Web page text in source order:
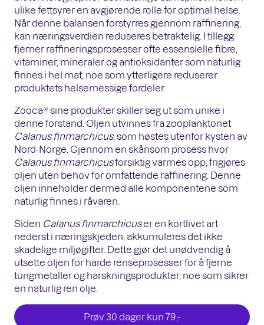
ulike fettsyrer en avgjørende rolle for optimal helse.
Når denne balansen forstyrres gjennom raffinering,
kan næringsverdien reduseres betraktelig. I tillegg
fjerner raffineringsprosesser ofte essensielle fibre,
vitaminer, mineraler og antioksidanter som naturlig
finnes i hel mat, noe som ytterligere reduserer
produktets helsemessige fordeler.
Zooca® sine produkter skiller seg ut som unike i
denne forstand. Oljen utvinnes fra zooplanktonet
Calanus finmarchicus, som høstes utenfor kysten av
Nord-Norge. Gjennom en skånsom prosess hvor
Calanus finmarchicusforsiktig varmes opp, frigjøres
oljen uten behov for omfattende raffinering. Denne
oljen inneholder dermed alle komponentene som
naturlig finnes i råvaren.
Siden Calanus finmarchicuser en kortlivet art
nederst i næringskjeden, akkumuleres det ikke
skadelige miljøgifter. Dette gjør det unødvendig å
utsette oljen for harde renseprosesser for å fjerne
tungmetaller og harskningsprodukter, noe som sikrer
en naturlig ren olje.
Prøv 30 dager kun 79,-